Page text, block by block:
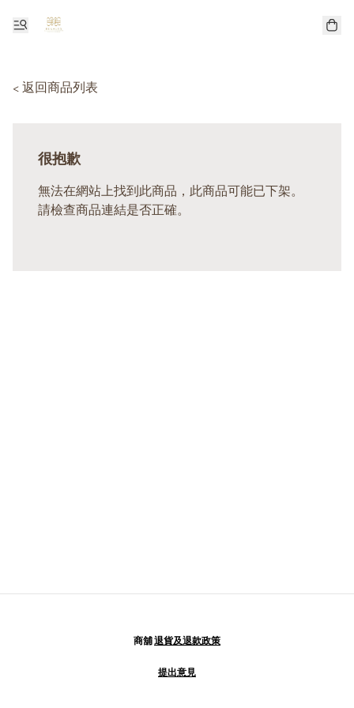
< 返回商品列表
很抱歉
無法在網站上找到此商品，此商品可能已下架。
請檢查商品連結是否正確。
商舖退貨及退款政策
提出意見